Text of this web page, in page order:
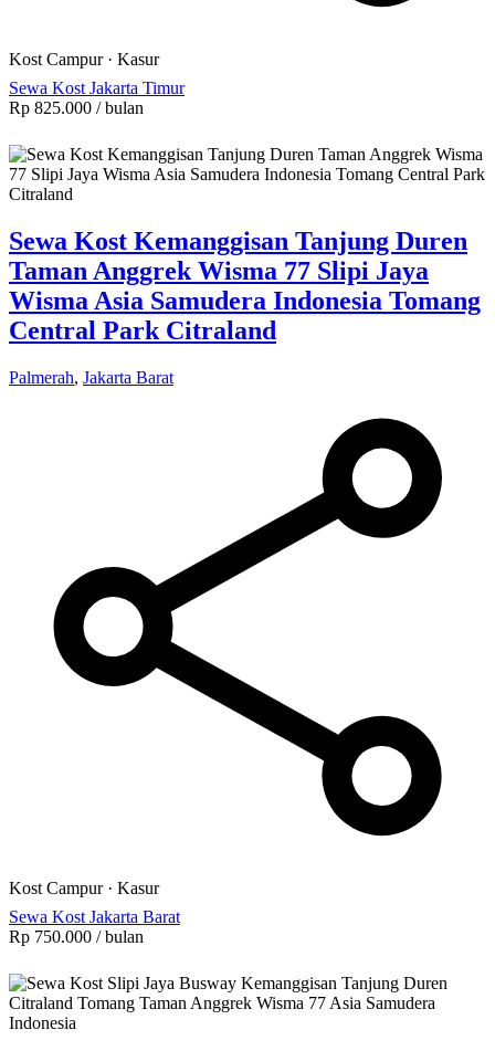
Kost Campur· Kasur
Sewa Kost Jakarta Timur
Rp 825.000 / bulan
Sewa Kost Kemanggisan Tanjung Duren
Taman Anggrek Wisma 77 Slipi Jaya
Wisma Asia Samudera Indonesia Tomang
Central Park Citraland
Palmerah, Jakarta Barat
Kost Campur· Kasur
Sewa Kost Jakarta Barat
Rp 750.000 / bulan